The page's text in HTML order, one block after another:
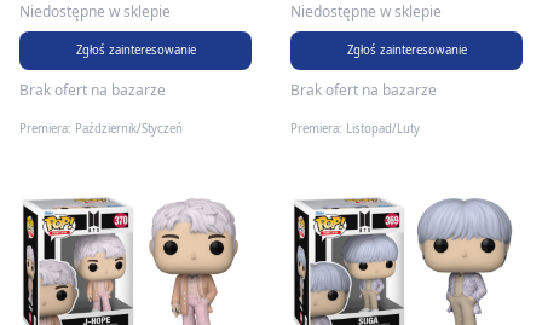
Niedostępne w sklepie
Zgłoś zainteresowanie
Brak ofert na bazarze
Premiera: Październik/Styczeń
Niedostępne w sklepie
Zgłoś zainteresowanie
Brak ofert na bazarze
Premiera: Listopad/Luty